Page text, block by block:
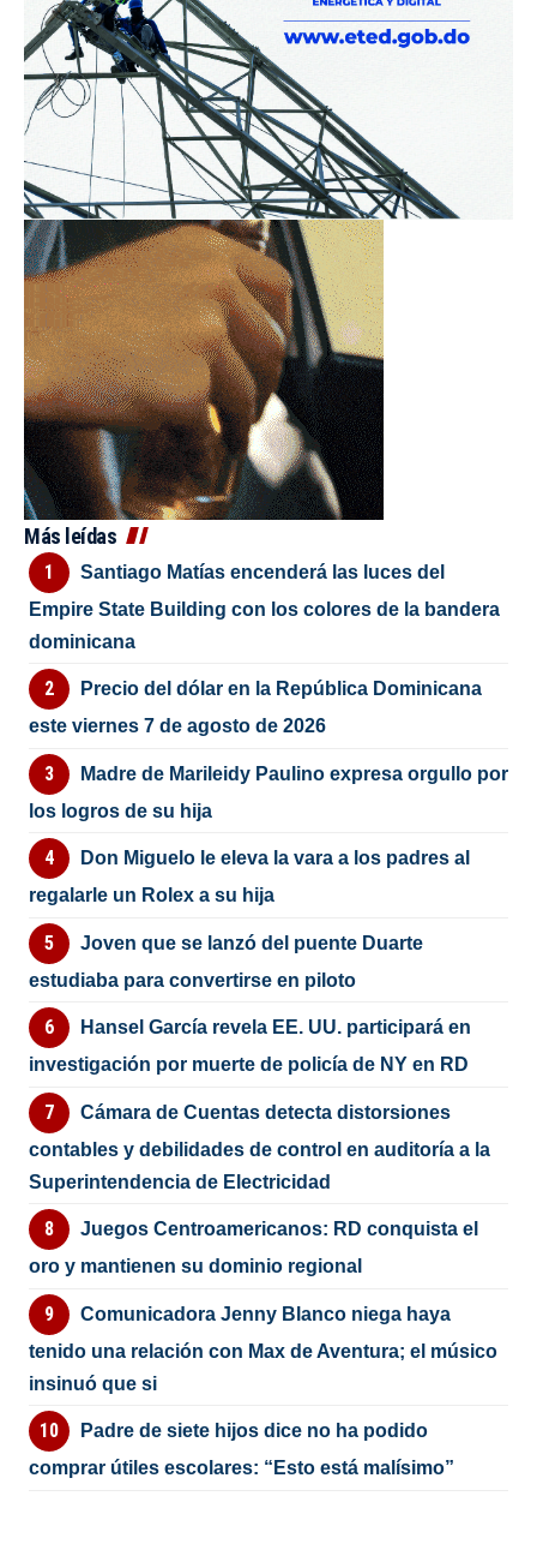
Más leídas
Santiago Matías encenderá las luces del
Empire State Building con los colores de la bandera
dominicana
Precio del dólar en la República Dominicana
este viernes 7 de agosto de 2026
Madre de Marileidy Paulino expresa orgullo por
los logros de su hija
Don Miguelo le eleva la vara a los padres al
regalarle un Rolex a su hija
Joven que se lanzó del puente Duarte
estudiaba para convertirse en piloto
Hansel García revela EE. UU. participará en
investigación por muerte de policía de NY en RD
Cámara de Cuentas detecta distorsiones
contables y debilidades de control en auditoría a la
Superintendencia de Electricidad
Juegos Centroamericanos: RD conquista el
oro y mantienen su dominio regional
Comunicadora Jenny Blanco niega haya
tenido una relación con Max de Aventura; el músico
insinuó que si
Padre de siete hijos dice no ha podido
comprar útiles escolares: “Esto está malísimo”